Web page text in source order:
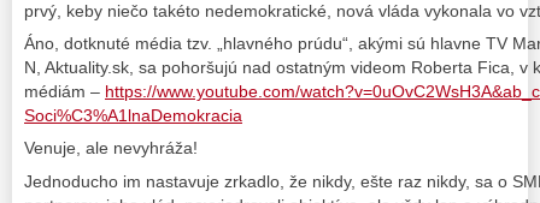
prvý, keby niečo takéto nedemokratické, nová vláda vykonala vo
Áno, dotknuté média tzv. „hlavného prúdu“, akými sú hlavne TV
N, Aktuality.sk, sa pohoršujú nad ostatným videom Roberta Fica, v
médiám – https://www.youtube.com/
Soci%C3%A1lnaDemokracia
Venuje, ale nevyhráža!
Jednoducho im nastavuje zrkadlo, že nikdy, ešte raz nikdy, sa o